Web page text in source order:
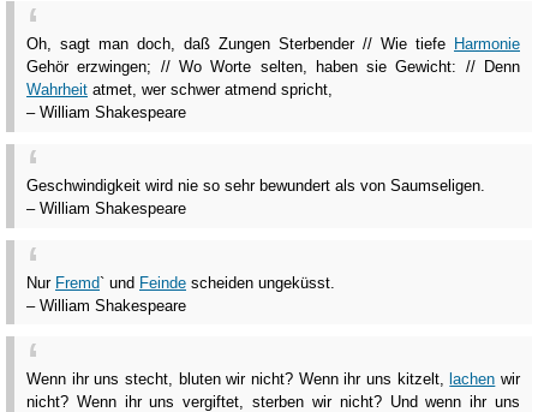
Oh, sagt man doch, daß Zungen Sterbender // Wie tiefe Harmonie
Gehör erzwingen; // Wo Worte selten, haben sie Gewicht: // Denn
Wahrheit atmet, wer schwer atmend spricht,
– William Shakespeare
Geschwindigkeit wird nie so sehr bewundert als von Saumseligen.
– William Shakespeare
Nur Fremd` und Feinde scheiden ungeküsst.
– William Shakespeare
Wenn ihr uns stecht, bluten wir nicht? Wenn ihr uns kitzelt, lachen wir
nicht? Wenn ihr uns vergiftet, sterben wir nicht? Und wenn ihr uns